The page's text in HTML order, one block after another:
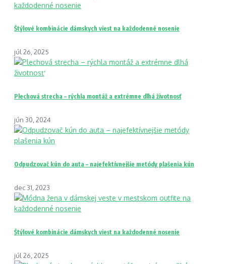
Štýlové kombinácie dámskych viest na každodenné nosenie
júl 26, 2025
Plechová strecha – rýchla montáž a extrémne dlhá životnosť
jún 30, 2024
Odpudzovač kún do auta – najefektívnejšie metódy plašenia kún
dec 31, 2023
Štýlové kombinácie dámskych viest na každodenné nosenie
júl 26, 2025